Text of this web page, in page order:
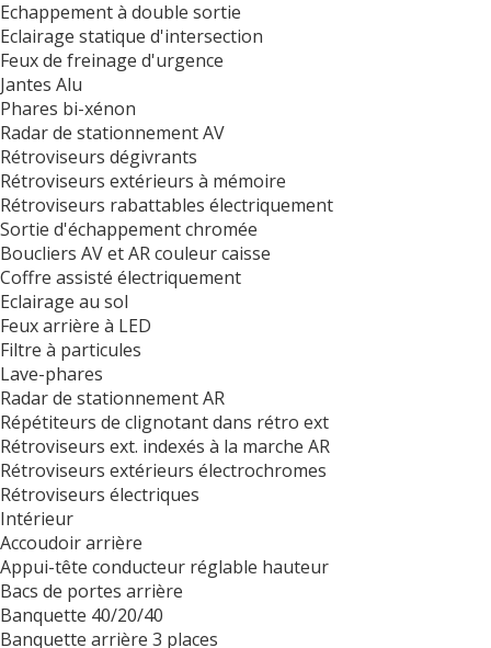
Echappement à double sortie
Eclairage statique d'intersection
Feux de freinage d'urgence
Jantes Alu
Phares bi-xénon
Radar de stationnement AV
Rétroviseurs dégivrants
Rétroviseurs extérieurs à mémoire
Rétroviseurs rabattables électriquement
Sortie d'échappement chromée
Boucliers AV et AR couleur caisse
Coffre assisté électriquement
Eclairage au sol
Feux arrière à LED
Filtre à particules
Lave-phares
Radar de stationnement AR
Répétiteurs de clignotant dans rétro ext
Rétroviseurs ext. indexés à la marche AR
Rétroviseurs extérieurs électrochromes
Rétroviseurs électriques
Intérieur
Accoudoir arrière
Appui-tête conducteur réglable hauteur
Bacs de portes arrière
Banquette 40/20/40
Banquette arrière 3 places